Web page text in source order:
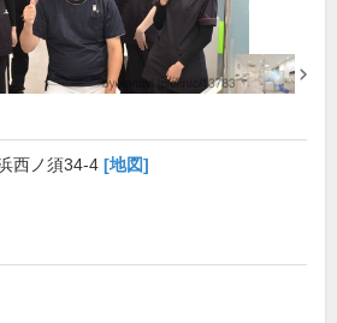
西ノ須34-4 [地図]